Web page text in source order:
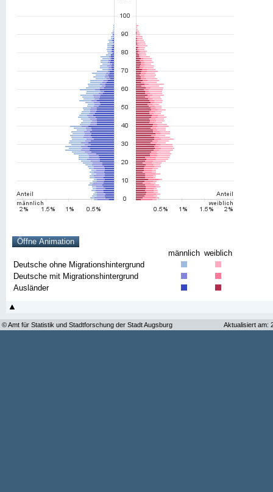
männlich weiblich
Deutsche ohne Migrationshintergrund
Deutsche mit Migrationshintergrund
Ausländer
© Amt für Statistik und Stadtforschung der Stadt Augsburg Aktualisiert am: